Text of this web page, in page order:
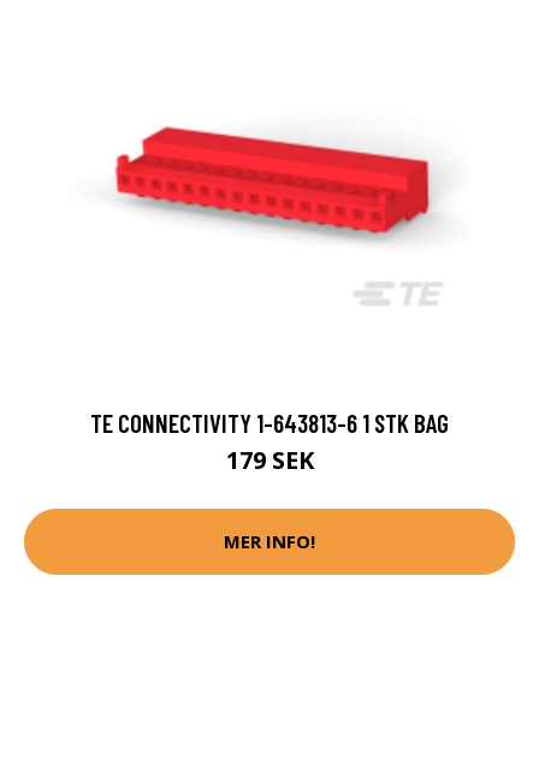
TE CONNECTIVITY 1-643813-6 1 STK BAG
179 SEK
MER INFO!